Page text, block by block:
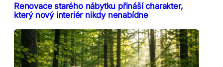
Renovace starého nábytku přináší charakter,
který nový interiér nikdy nenabídne